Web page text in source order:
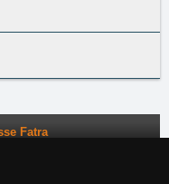
Fatra